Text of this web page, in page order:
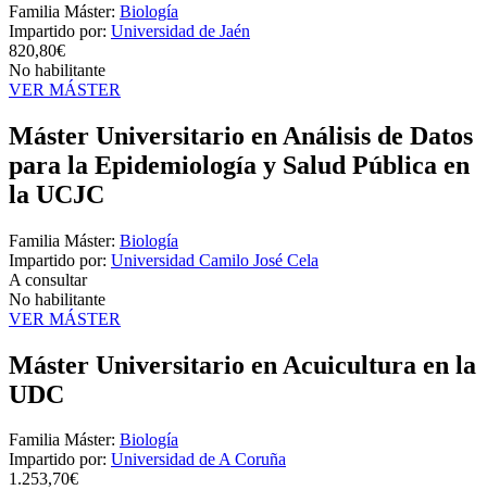
Familia Máster: Biología
Impartido por: Universidad de Jaén
820,80€
No habilitante
VER MÁSTER
Máster Universitario en Análisis de Datos
para la Epidemiología y Salud Pública en
la UCJC
Familia Máster: Biología
Impartido por: Universidad Camilo José Cela
A consultar
No habilitante
VER MÁSTER
Máster Universitario en Acuicultura en la
UDC
Familia Máster: Biología
Impartido por: Universidad de A Coruña
1.253,70€